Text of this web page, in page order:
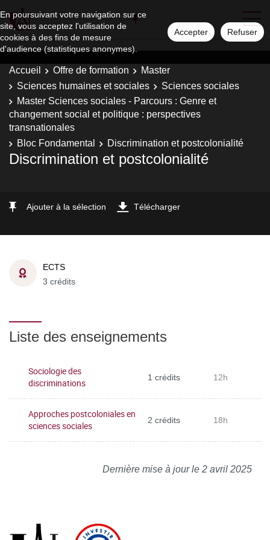
En poursuivant votre navigation sur ce
site, vous acceptez l'utilisation de
cookies à des fins de mesure
d'audience (statistiques anonymes).
Accepter Refuser
Accueil Offre de formation
Master
Sciences humaines et sociales
Sciences sociales
Master Sciences sociales - Parcours : Genre et
changement social et politique : perspectives
transnationales
Bloc Fondamental
Discrimination et postcolonialité
Discrimination et postcolonialité
Ajouter à la sélection Télécharger
ECTS
3 crédits
Liste des enseignements
Sociologie des
discriminations
1 crédits 12h
Approches postcoloniales en
sciences sociales
2 crédits 18h
Dernière mise à jour le 2 avril 2025